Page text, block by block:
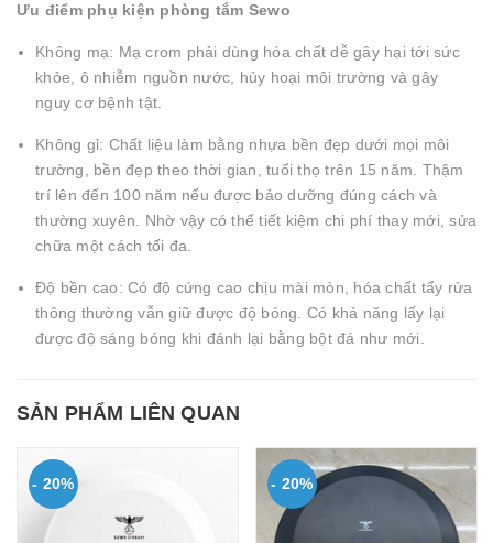
Ưu điểm phụ kiện phòng tắm Sewo
Không mạ: Mạ crom phải dùng hóa chất dễ gây hại tới sức
khỏe, ô nhiễm nguồn nước, hủy hoại môi trường và gây
nguy cơ bệnh tật.
Không gỉ: Chất liệu làm bằng nhựa bền đẹp dưới mọi môi
trường, bền đẹp theo thời gian, tuổi thọ trên 15 năm. Thậm
trí lên đến 100 năm nếu được bảo dưỡng đúng cách và
thường xuyên. Nhờ vậy có thể tiết kiệm chi phí thay mới, sửa
chữa một cách tối đa.
Độ bền cao: Có độ cứng cao chịu mài mòn, hóa chất tẩy rửa
thông thường vẫn giữ được độ bóng. Có khả năng lấy lại
được độ sáng bóng khi đánh lại bằng bột đá như mới.
SẢN PHẨM LIÊN QUAN
- 20% - 20%